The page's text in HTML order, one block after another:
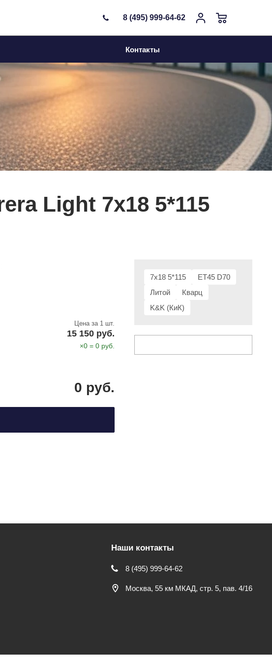
8 (495) 999-64-62
Контакты
Light 7x18 5*115
7x18 5*115
ET45 D70
Литой
Кварц
K&K (КиК)
Цена за 1 шт.
15 150 руб.
×0 = 0 руб.
0 руб.
Наши контакты
8 (495) 999-64-62
Москва, 55 км МКАД, стр. 5, пав. 4/16